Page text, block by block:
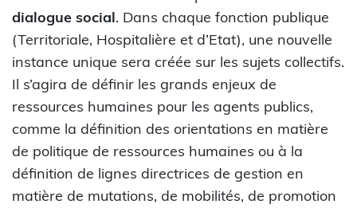
dialogue social. Dans chaque fonction publique
(Territoriale, Hospitalière et d’Etat), une nouvelle
instance unique sera créée sur les sujets collectifs.
Il s’agira de définir les grands enjeux de
ressources humaines pour les agents publics,
comme la définition des orientations en matière
de politique de ressources humaines ou à la
définition de lignes directrices de gestion en
matière de mutations, de mobilités, de promotion